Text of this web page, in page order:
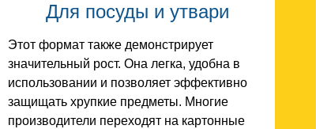
Для посуды и утвари
Этот формат также демонстрирует
значительный рост. Она легка, удобна в
использовании и позволяет эффективно
защищать хрупкие предметы. Многие
производители переходят на картонные